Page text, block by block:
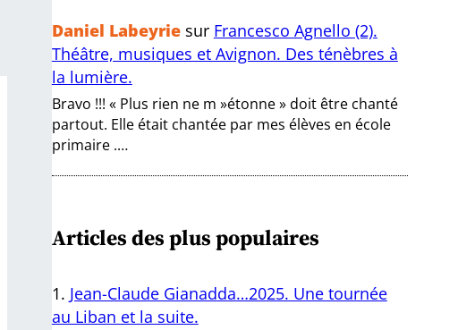
Daniel Labeyriesur Francesco Agnello (2).
Théâtre, musiques et Avignon. Des ténèbres à
la lumière.
Bravo !!! « Plus rien ne m »étonne » doit être chanté
partout. Elle était chantée par mes élèves en école
primaire .…
Articles des plus populaires
Jean-Claude Gianadda…2025. Une tournée
au Liban et la suite.